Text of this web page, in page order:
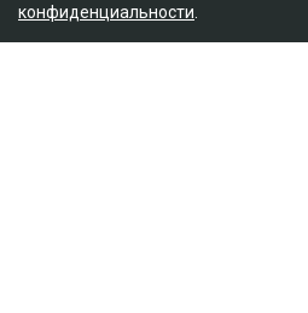
конфиденциальности